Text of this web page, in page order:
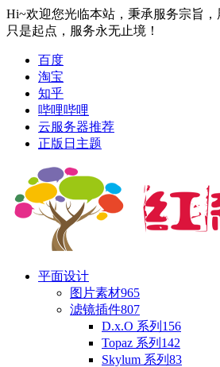
Hi~欢迎您光临本站，秉承服务宗旨
只是起点，服务永无止境！
百度
淘宝
知乎
哔哩哔哩
云服务器推荐
正版日主题
平面设计
图片素材965
滤镜插件807
D.x.O 系列 156
Topaz 系列 142
Skylum 系列 83